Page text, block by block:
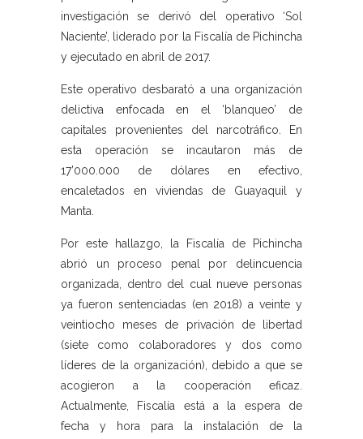
investigación se derivó del operativo ‘Sol
Naciente’, liderado por la Fiscalía de Pichincha
y ejecutado en abril de 2017.
Este operativo desbarató a una organización
delictiva enfocada en el ‘blanqueo’ de
capitales provenientes del narcotráfico. En
esta operación se incautaron más de
17’000.000 de dólares en efectivo,
encaletados en viviendas de Guayaquil y
Manta.
Por este hallazgo, la Fiscalía de Pichincha
abrió un proceso penal por delincuencia
organizada, dentro del cual nueve personas
ya fueron sentenciadas (en 2018) a veinte y
veintiocho meses de privación de libertad
(siete como colaboradores y dos como
líderes de la organización), debido a que se
acogieron a la cooperación eficaz.
Actualmente, Fiscalía está a la espera de
fecha y hora para la instalación de la